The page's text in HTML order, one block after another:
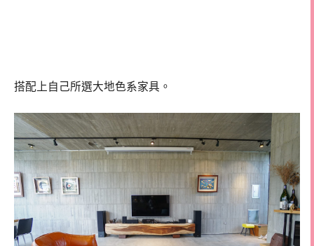
搭配上自己所選大地色系家具。